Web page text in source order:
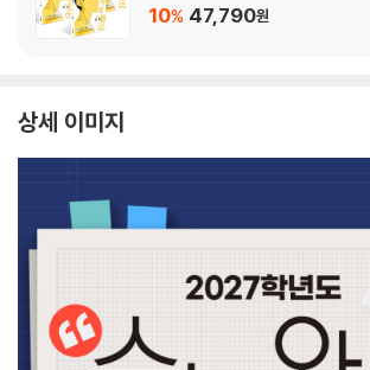
10% 47,790원
상세 이미지